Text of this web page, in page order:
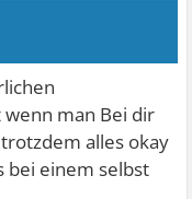
man Bei dir
alles okay
bei einem selbst